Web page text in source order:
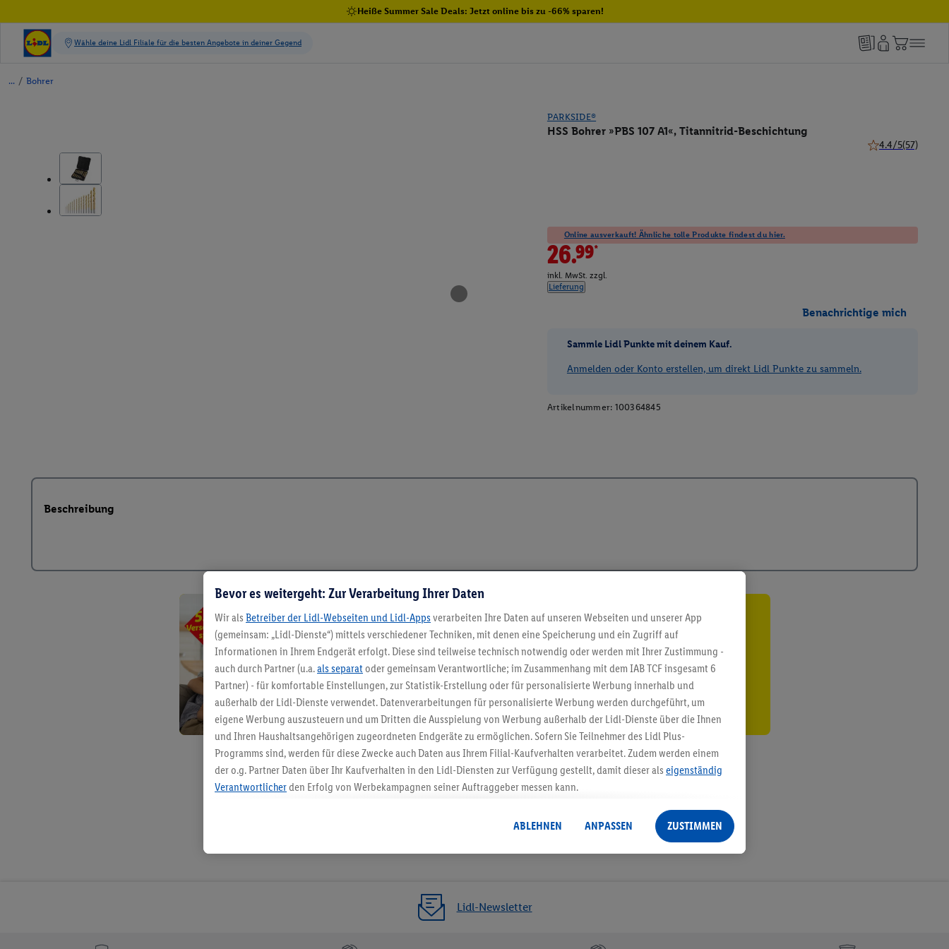
Heiße Summer Sale Deals: Jetzt online bis zu -66% sparen!
/ Bohrer
PARKSIDE®
HSS Bohrer »PBS 107 A1«, Titannitrid-Beschichtung
4.4/5(57)
Online ausverkauft! Ähnliche tolle Produkte findest du hier.
26.99*
inkl. MwSt. zzgl.
Lieferung
Benachrichtige mich
Sammle Lidl Punkte mit deinem Kauf.
Anmelden oder Konto erstellen, um direkt Lidl Punkte zu sammeln.
Artikelnummer: 100364845
Beschreibung
5.95 € Versand sparen³²ᵃ
Jetzt zum Newsletter anmelden
Gutschein sichern!
Lidl-Newsletter
Bevor es weitergeht: Zur Verarbeitung Ihrer Daten
Wir als Betreiber der Lidl-Webseiten und Lidl-Apps verarbeiten Ihre Daten auf unseren Webseiten und unserer App
(gemeinsam: „Lidl-Dienste“) mittels verschiedener Techniken, mit denen eine Speicherung und ein Zugriff auf
Informationen in Ihrem Endgerät erfolgt. Diese sind teilweise technisch notwendig oder werden mit Ihrer Zustimmung -
auch durch Partner (u.a.als separat oder gemeinsam Verantwortliche; im Zusammenhang mit dem IAB TCF insgesamt 6
Partner) - für komfortable Einstellungen, zur Statistik-Erstellung oder für personalisierte Werbung innerhalb und
außerhalb der Lidl-Dienste verwendet. Datenverarbeitungen für personalisierte Werbung werden durchgeführt, um
eigene Werbung auszusteuern und um Dritten die Ausspielung von Werbung außerhalb der Lidl-Dienste über die Ihnen
und Ihren Haushaltsangehörigen zugeordneten Endgeräte zu ermöglichen. Sofern Sie Teilnehmer des Lidl Plus-
Programms sind, werden für diese Zwecke auch Daten aus Ihrem Filial-Kaufverhalten verarbeitet. Zudem werden einem
der o.g. Partner Daten über Ihr Kaufverhalten in den Lidl-Diensten zur Verfügung gestellt, damit dieser als eigenständig
Verantwortlicherden Erfolg von Werbekampagnen seiner Auftraggeber messen kann.
angereicherten Profilen. Dies umfasst die Zusammenführung von Daten (z.B. über Ihre Nutzung der Lidl-Dienste, Ihr
Kaufverhalten in den Lidl-Diensten, Informationen aus Ihrem Kundenkonto - z.B. Alter oder Geschlecht - sowie Ihre
genauen Standortdaten) auch über verschiedene Endgeräte und Lidl-Dienste hinweg einschließlich dem Speichern von
Erfolgsmessung der Werbung, zur Zielgruppenforschung, zur Entwicklung von Angeboten sowie zur technischen
Sicherung und Optimierung dieser Werbeausspielungen.
ABLEHNEN ANPASSEN ZUSTIMMEN